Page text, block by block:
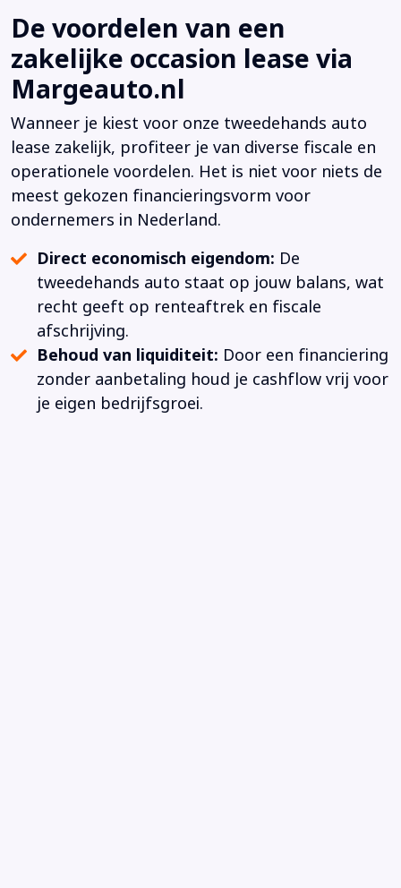
De voordelen van een
zakelijke occasion lease via
Margeauto.nl
Wanneer je kiest voor onze tweedehands auto
lease zakelijk, profiteer je van diverse fiscale en
operationele voordelen. Het is niet voor niets de
meest gekozen financieringsvorm voor
ondernemers in Nederland.
Direct economisch eigendom: De
tweedehands auto staat op jouw balans, wat
recht geeft op renteaftrek en fiscale
afschrijving.
Behoud van liquiditeit: Door een financiering
zonder aanbetaling houd je cashflow vrij voor
je eigen bedrijfsgroei.